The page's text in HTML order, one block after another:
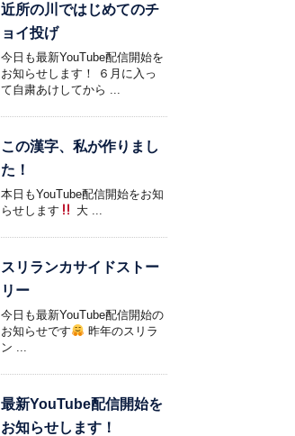
近所の川ではじめてのチ
ョイ投げ
今日も最新YouTube配信開始を
お知らせします！ ６月に入っ
て自粛あけしてから ...
この漢字、私が作りまし
た！
本日もYouTube配信開始をお知
らせします
大 ...
スリランカサイドストー
リー
今日も最新YouTube配信開始の
お知らせです
昨年のスリラ
ン ...
最新YouTube配信開始を
お知らせします！